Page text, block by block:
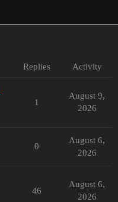
Replies Activity
1
August 9,
2026
0
August 6,
2026
46
August 6,
2026